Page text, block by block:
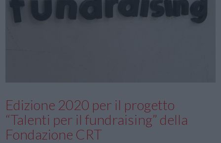
Edizione 2020 per il progetto
“Talenti per il fundraising” della
Fondazione CRT